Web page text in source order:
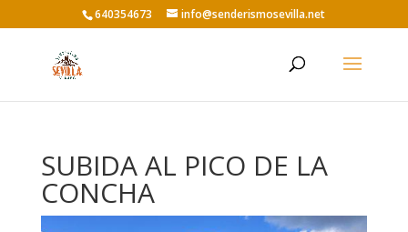
640354673 info@senderismosevilla.net
SUBIDA AL PICO DE LA
CONCHA